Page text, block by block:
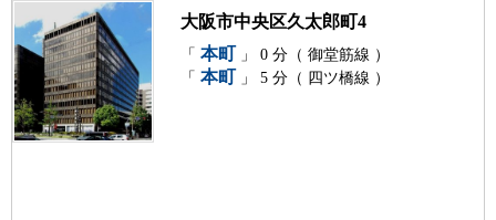
大阪市中央区久太郎町4
「 本町 」 0 分（ 御堂筋線 ）
「 本町 」 5 分（ 四ツ橋線 ）